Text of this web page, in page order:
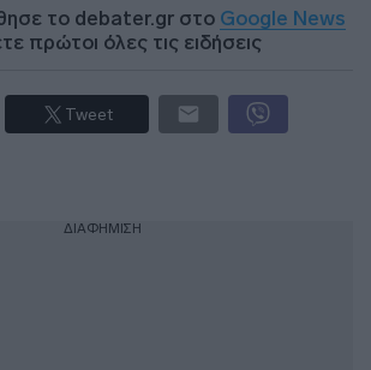
το debater.gr στο Google News
πρώτοι όλες τις ειδήσεις
Tweet
ΔΙΑΦΗΜΙΣΗ